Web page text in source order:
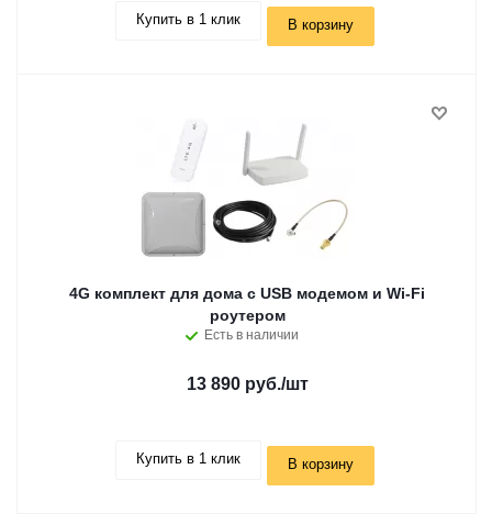
Купить в 1 клик В корзину
4G комплект для дома с USB модемом и Wi-Fi
роутером
Есть в наличии
13 890 руб./шт
Купить в 1 клик В корзину